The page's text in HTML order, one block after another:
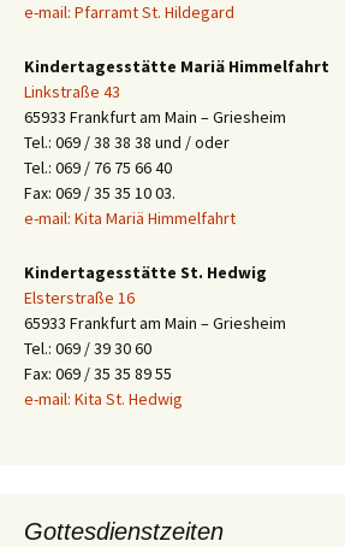
e-mail: Pfarramt St. Hildegard
Kindertagesstätte Mariä Himmelfahrt
Linkstraße 43
65933 Frankfurt am Main – Griesheim
Tel.: 069 / 38 38 38 und / oder
Tel.: 069 / 76 75 66 40
Fax: 069 / 35 35 10 03.
e-mail: Kita Mariä Himmelfahrt
Kindertagesstätte St. Hedwig
Elsterstraße 16
65933 Frankfurt am Main – Griesheim
Tel.: 069 / 39 30 60
Fax: 069 / 35 35 89 55
e-mail: Kita St. Hedwig
Gottesdienstzeiten